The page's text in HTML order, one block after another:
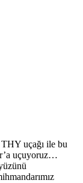
uçağı ile bu
uçuyoruz…